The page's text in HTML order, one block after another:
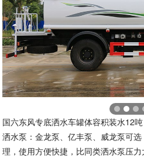
国六东风专底洒水车罐体容积装水12
洒水泵：金龙泵、亿丰泵、威龙泵可
理，使用方便快捷，比同类洒水泵压